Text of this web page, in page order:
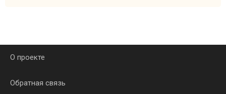
О проекте
Обратная связь